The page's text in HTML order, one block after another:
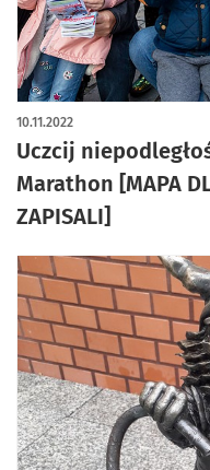
Uczcij
Marathon [MAPA
ZAPISALI]
10.11.2022